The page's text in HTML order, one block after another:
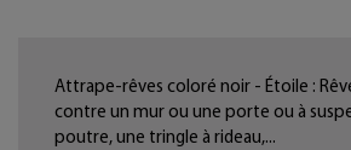
Attrape-rêves coloré noir - Étoile :
contre un mur ou une porte ou à
poutre, une tringle à rideau,...